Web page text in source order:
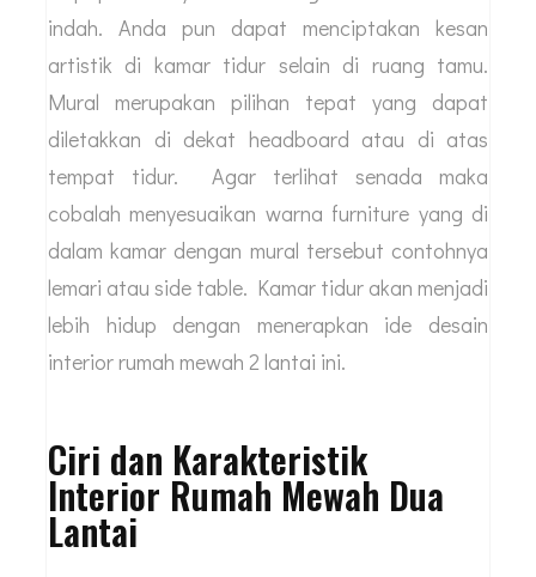
indah. Anda pun dapat menciptakan kesan
artistik di kamar tidur selain di ruang tamu.
Mural merupakan pilihan tepat yang dapat
diletakkan di dekat headboard atau di atas
tempat tidur. Agar terlihat senada maka
cobalah menyesuaikan warna furniture yang di
dalam kamar dengan mural tersebut contohnya
lemari atau side table. Kamar tidur akan menjadi
lebih hidup dengan menerapkan ide desain
interior rumah mewah 2 lantai ini.
Ciri dan Karakteristik
Interior Rumah Mewah Dua
Lantai